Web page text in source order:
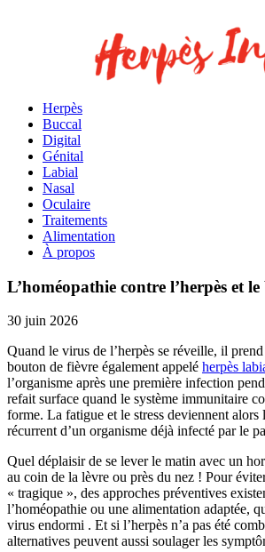
Herpès
Buccal
Digital
Génital
Labial
Nasal
Oculaire
Traitements
Alimentation
À propos
L’homéopathie contre l’herpès et
30 juin 2026
Quand le virus de l’herpès se réveille, il
bouton de fièvre également appelé herpès
l’organisme après une première infection
refait surface quand le système immunitaire
forme. La fatigue et le stress deviennent
récurrent d’un organisme déjà infecté par le
Quel déplaisir de se lever le matin avec un
au coin de la lèvre ou près du nez ! Pour
« tragique », des approches préventives
l’homéopathie ou une alimentation adaptée,
virus endormi . Et si l’herpès n’a pas été
alternatives peuvent aussi soulager les